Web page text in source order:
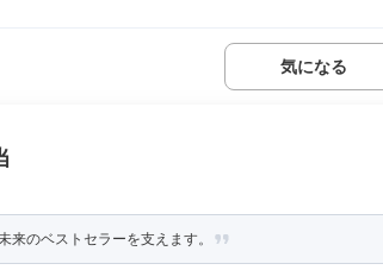
気になる
来のベストセラーを支えます。